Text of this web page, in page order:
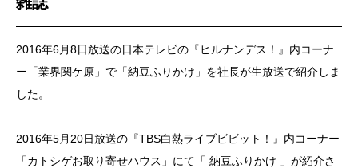
2016年6月8日放送の日本テレビの『ヒルナンデス！』内コーナ
ー「業界関ケ原」で「納豆ふりかけ」を社長が生放送で紹介しま
した。
2016年5月20日放送の『TBS白熱ライブビビット！』内コーナー
「カトシゲお取り寄せハウス」にて「 納豆ふりかけ 」が紹介さ